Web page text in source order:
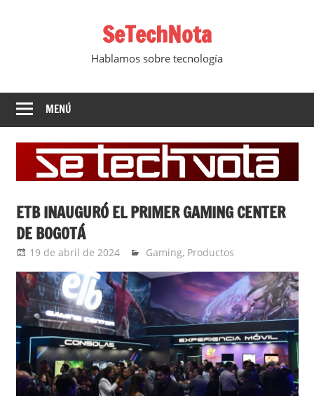
SeTechNota
Hablamos sobre tecnología
MENÚ
ETB INAUGURÓ EL PRIMER GAMING CENTER
DE BOGOTÁ
19 de abril de 2024 Ernesto Herrera
Gaming, Productos